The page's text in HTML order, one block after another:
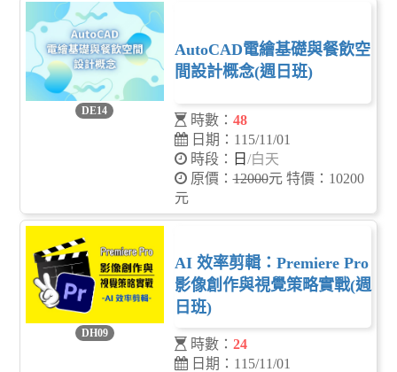
DE14
AutoCAD電繪基礎與餐飲空
間設計概念(週日班)
時數： 48
日期：115/11/01
時段：
日 /白天
原價：12000元 特價：10200
元
DH09
AI 效率剪輯：Premiere Pro
影像創作與視覺策略實戰(週
日班)
時數： 24
日期：115/11/01